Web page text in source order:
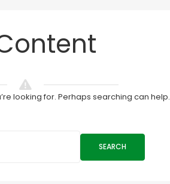
looking for. Perhaps searching can help.
SEARCH